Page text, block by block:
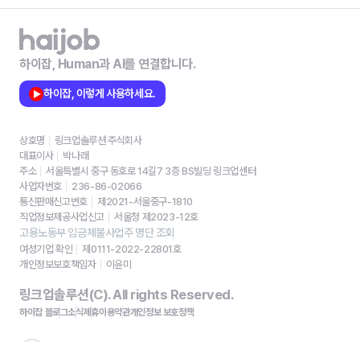
하이잡, Human과 AI를 연결합니다.
하이잡, 이렇게 사용하세요.
상호명
링크업솔루션 주식회사
대표이사
박나래
주소
서울특별시 중구 동호로 14길7 3층 BS빌딩 링크업센터
사업자번호
236-86-02066
통신판매신고번호
제2021-서울중구-1810
직업정보제공사업신고
서울청 제2023-12호
고용노동부 임금체불사업주 명단 조회
여성기업 확인
제0111-2022-22801호
개인정보보호책임자
이윤미
링크업솔루션(C). All rights Reserved.
하이잡 블로그소식제휴이용약관개인정보 보호정책